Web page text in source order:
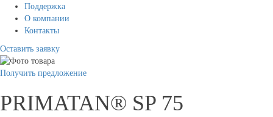
Поддержка
О компании
Контакты
Оставить заявку
Получить предложение
PRIMATAN® SP 75